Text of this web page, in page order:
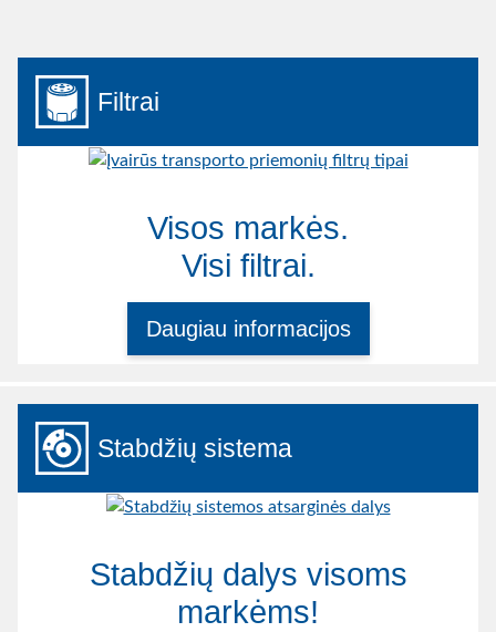
Filtrai
Visos markės.
Visi filtrai.
Daugiau informacijos
Stabdžių sistema
Stabdžių dalys visoms
markėms!